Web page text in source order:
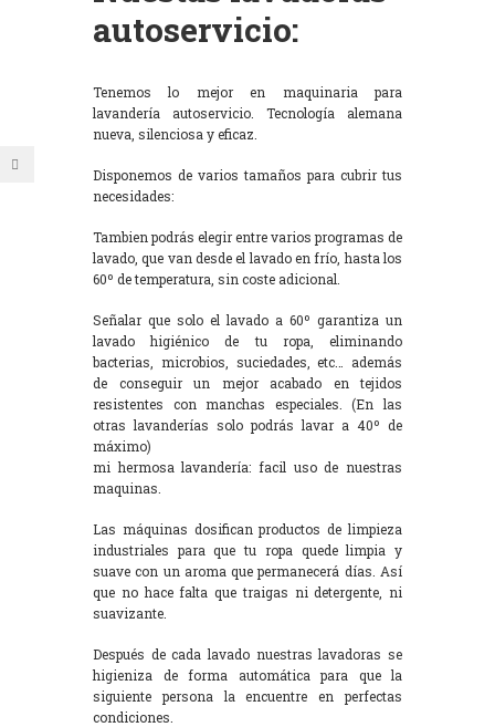
autoservicio:
Tenemos lo mejor en maquinaria para
lavandería autoservicio. Tecnología alemana
nueva, silenciosa y eficaz.
Disponemos de varios tamaños para cubrir tus
necesidades:
Tambien podrás elegir entre varios programas de
lavado, que van desde el lavado en frío, hasta los
60º de temperatura, sin coste adicional.
Señalar que solo el lavado a 60º garantiza un
lavado higiénico de tu ropa, eliminando
bacterias, microbios, suciedades, etc… además
de conseguir un mejor acabado en tejidos
resistentes con manchas especiales. (En las
otras lavanderías solo podrás lavar a 40º de
máximo)
mi hermosa lavandería: facil uso de nuestras
maquinas.
Las máquinas dosifican productos de limpieza
industriales para que tu ropa quede limpia y
suave con un aroma que permanecerá días. Así
que no hace falta que traigas ni detergente, ni
suavizante.
Después de cada lavado nuestras lavadoras se
higieniza de forma automática para que la
siguiente persona la encuentre en perfectas
condiciones.